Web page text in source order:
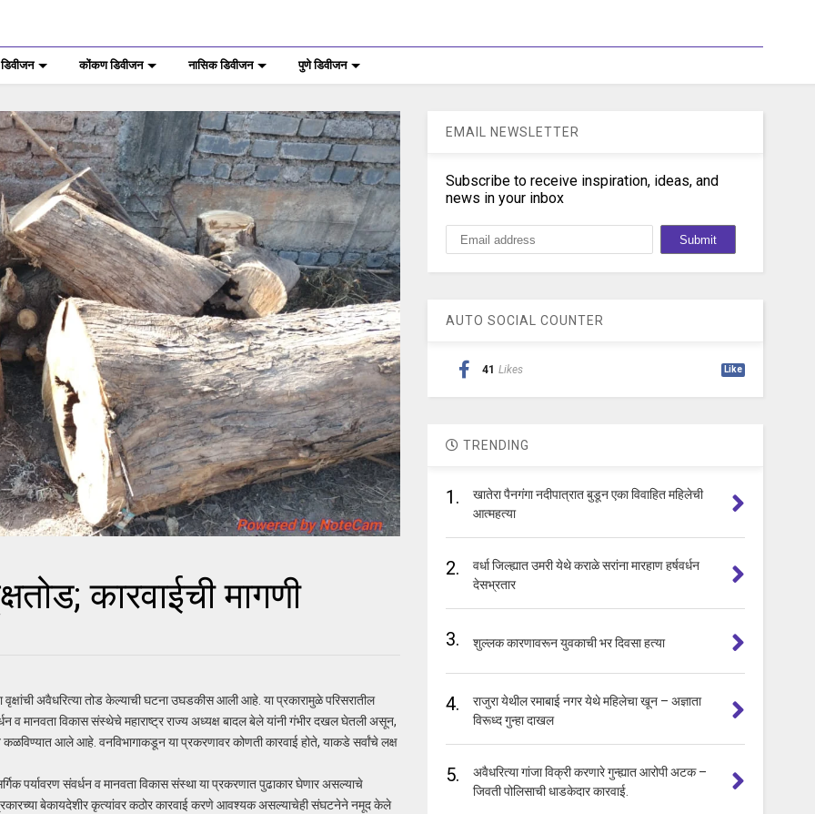
कोंकण डिवीजन नासिक डिवीजन पुणे डिवीजन
कारवाईची मागणी
वृक्षांची अवैधरित्या तोड केल्याची घटना उघडकीस आली आहे. या प्रकारामुळे परिसरातील
व मानवता विकास संस्थेचे महाराष्ट्र राज्य अध्यक्ष बादल बेले यांनी गंभीर दखल घेतली असून,
आले आहे. वनविभागाकडून या प्रकरणावर कोणती कारवाई होते, याकडे सर्वांचे लक्ष
पर्यावरण संवर्धन व मानवता विकास संस्था या प्रकरणात पुढाकार घेणार असल्याचे
बेकायदेशीर कृत्यांवर कठोर कारवाई करणे आवश्यक असल्याचेही संघटनेने नमूद केले
EMAIL NEWSLETTER
Subscribe to receive inspiration, ideas, and
news in your inbox
AUTO SOCIAL COUNTER
41 Likes Like
TRENDING
1.
खातेरा पैनगंगा नदीपात्रात बुडून एका विवाहित महिलेची
आत्महत्या
2.
वर्धा जिल्ह्यात उमरी येथे कराळे सरांना मारहाण हर्षवर्धन
देसभ्रतार
3. शुल्लक कारणावरून युवकाची भर दिवसा हत्या
4.
राजुरा येथील रमाबाई नगर येथे महिलेचा खून – अज्ञाता
विरूध्द गुन्हा दाखल
5.
अवैधरित्या गांजा विक्री करणारे गुन्ह्यात आरोपी अटक –
जिवती पोलिसाची धाडकेदार कारवाई.